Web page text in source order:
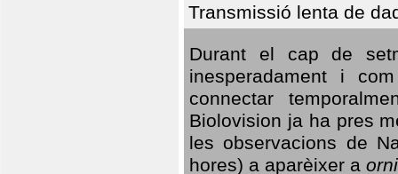
Transmissió lenta de
Durant el cap de
inesperadament i
connectar
Biolovision ja ha pres
les observacions de
hores) a aparèixer a